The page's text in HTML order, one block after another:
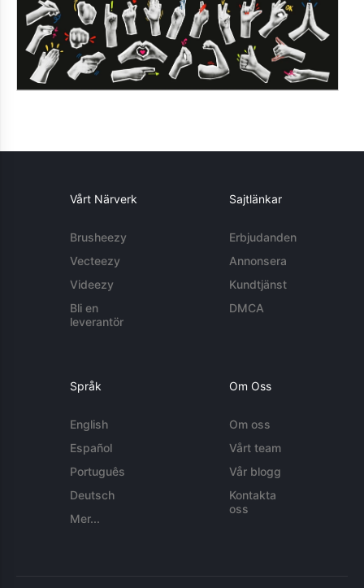
Vårt Närverk
Brusheezy
Vecteezy
Videezy
Bli en
leverantör
Sajtlänkar
Erbjudanden
Annonsera
Kundtjänst
DMCA
Språk
English
Español
Português
Deutsch
Mer...
Om Oss
Om oss
Vårt team
Vår blogg
Kontakta
oss